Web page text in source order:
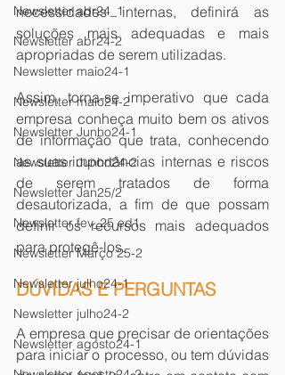
Newsletter abr24_1
Newsletter abr24-2
Newsletter maio24-1
Newsletter maio24-2
Newsletter Junho24-1
Newsletter Junho24-2
Newsletter Jan25/2
Newsletter fev_25 ed1
Newsletter Março 25-2
Newsletter julho24-1
Newsletter julho24-2
Newsletter agosto24-1
necessidades internas, definirá as
soluções mais adequadas e mais
apropriadas de serem utilizadas.
Assim, torna-se imperativo que cada
empresa conheça muito bem os ativos
de informação que trata, conhecendo
as suas importâncias internas e riscos
de serem tratados de forma
desautorizada, a fim de que possam
definir os recursos mais adequados
para protegê-los.
DÚVIDAS E PERGUNTAS
A empresa que precisar de orientações
para iniciar o processo, ou tem dúvidas